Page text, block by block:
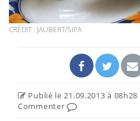
CRÉDIT : JAUBERT/SIPA
Publié le 21.09.2013 à 08h28
Commenter